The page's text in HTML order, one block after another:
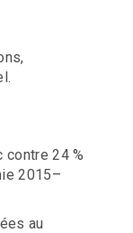
24 %
2015–
au